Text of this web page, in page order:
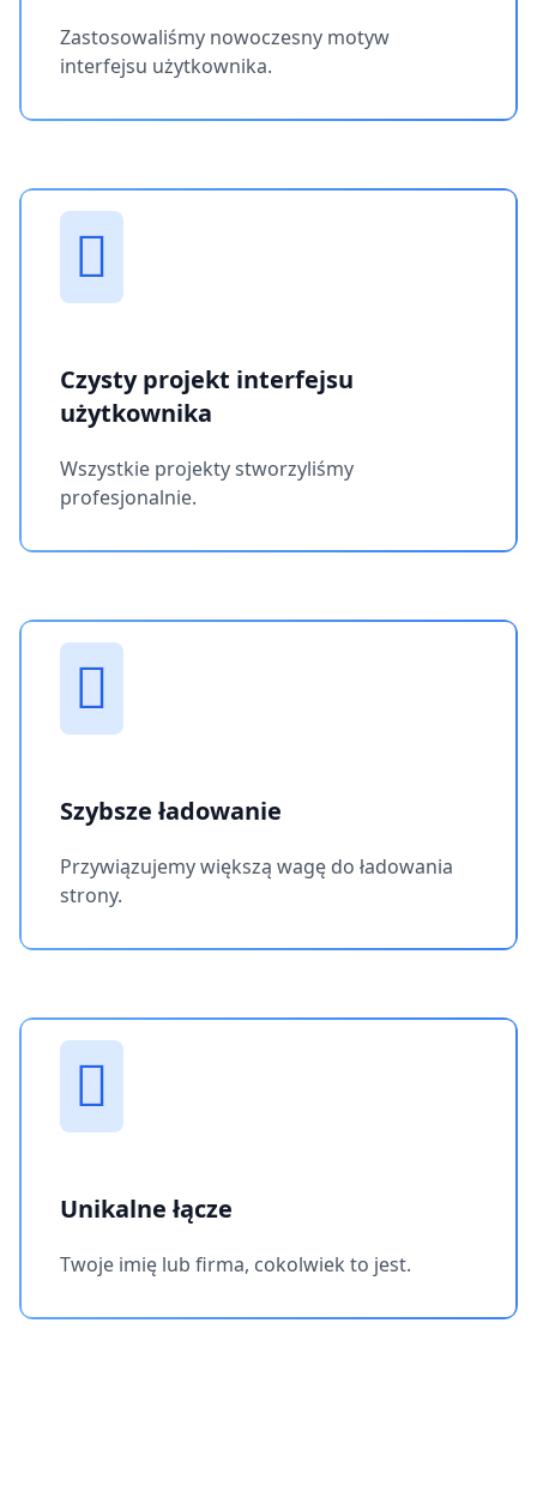
Zastosowaliśmy nowoczesny motyw
interfejsu użytkownika.
Czysty projekt interfejsu
użytkownika
Wszystkie projekty stworzyliśmy
profesjonalnie.
Szybsze ładowanie
Przywiązujemy większą wagę do ładowania
strony.
Unikalne łącze
Twoje imię lub firma, cokolwiek to jest.